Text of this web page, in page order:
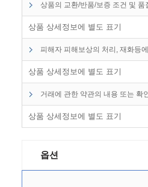
상품의 교환/반품/보증 조건 및 품
상품 상세정보에 별도 표기
피해자 피해보상의 처리, 재화등
상품 상세정보에 별도 표기
거래에 관한 약관의 내용 또는 확
상품 상세정보에 별도 표기
옵션